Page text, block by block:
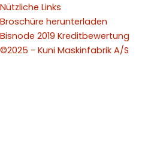
Nützliche Links
Broschüre herunterladen
Bisnode 2019 Kreditbewertung
©2025 - Kuni Maskinfabrik A/S